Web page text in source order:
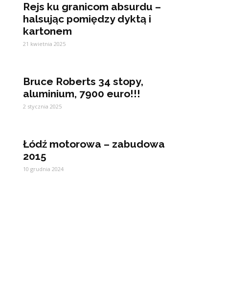
Rejs ku granicom absurdu –
halsując pomiędzy dyktą i
kartonem
21 kwietnia 2025
Bruce Roberts 34 stopy,
aluminium, 7900 euro!!!
2 stycznia 2025
Łódź motorowa – zabudowa
2015
10 grudnia 2024